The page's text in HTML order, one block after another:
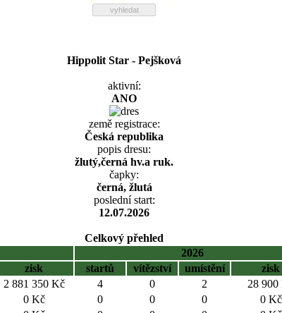
Hippolit Star - Pejšková
aktivní:
ANO
země registrace:
Česká republika
popis dresu:
žlutý,černá hv.a ruk.
čapky:
černá, žlutá
poslední start:
12.07.2026
Celkový přehled
2026
zisk startů vítězství umístění
zisk
2 881 350 Kč 4 0 2
28 900
0 Kč 0 0 0
0 Kč